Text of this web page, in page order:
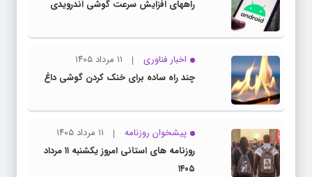
راههای افزایش سرعت گوشی اندرویدی
اخبار فناوری
۱۱ مرداد ۱۴۰۵
چند راه‌ ساده برای خنک کردن گوشی داغ
پیشخوان روزنامه
۱۱ مرداد ۱۴۰۵
روزنامه های استانی امروز یکشنبه ۱۱ مرداد
۱۴۰۵